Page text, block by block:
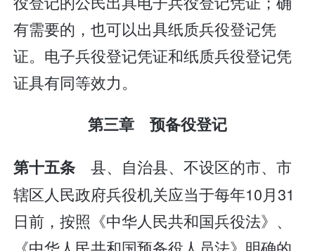
有需要的，也可以出具纸质兵役登记凭
证。电子兵役登记凭证和纸质兵役登记凭
证具有同等效力。
第三章 预备役登记
第十五条县、自治县、不设区的市、市
辖区人民政府兵役机关应当于每年10月31
日前，按照《中华人民共和国兵役法》、